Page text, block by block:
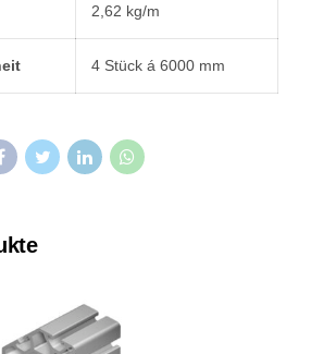
2,62 kg/m
4 Stück á 6000 mm